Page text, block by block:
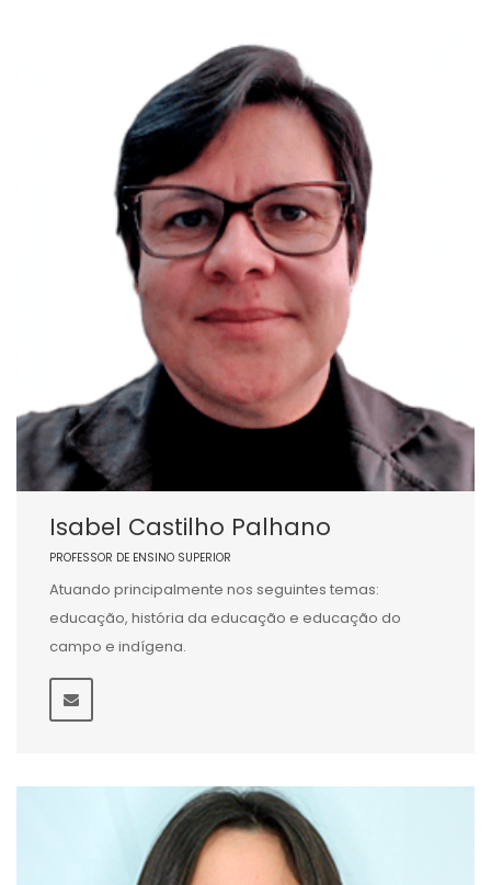
Isabel Castilho Palhano
PROFESSOR DE ENSINO SUPERIOR
Atuando principalmente nos seguintes temas:
educação, história da educação e educação do
campo e indígena.